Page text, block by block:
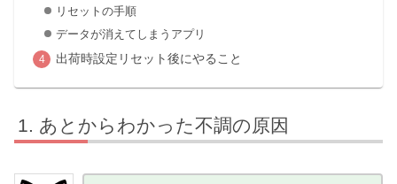
リセットの手順
データが消えてしまうアプリ
出荷時設定リセット後にやること
あとからわかった不調の原因